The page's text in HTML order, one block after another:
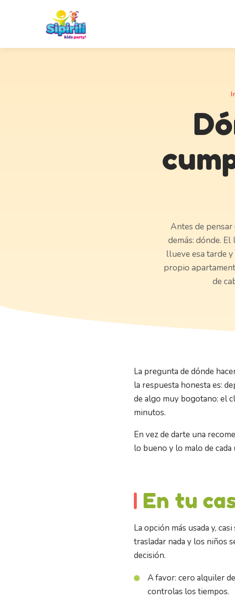
Antes de
demás: dónde.
llueve esa tarde
propio
de
La pregunta de dónde
la respuesta honesta es:
de algo muy bogotano: el
minutos.
En vez de darte una
lo bueno y lo malo de cada
En tu
La opción más usada y,
trasladar nada y los niños
decisión.
A favor: cero alquiler
controlas los tiempos.